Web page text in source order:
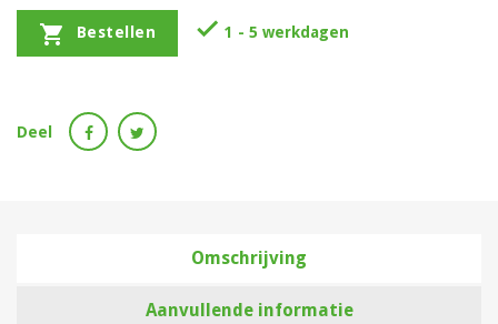
 Bestellen  1 - 5 werkdagen
Deel
Omschrijving
Aanvullende informatie